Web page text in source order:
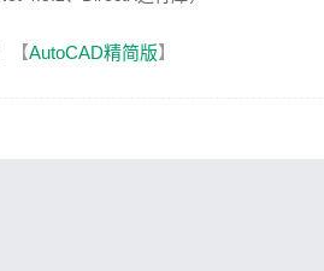
【AutoCAD精简版】